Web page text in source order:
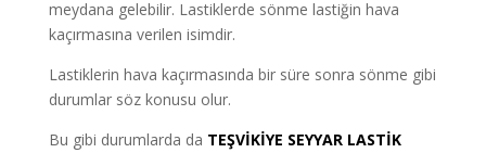
meydana gelebilir. Lastiklerde sönme lastiğin hava
kaçırmasına verilen isimdir.
Lastiklerin hava kaçırmasında bir süre sonra sönme gibi
durumlar söz konusu olur.
Bu gibi durumlarda da TEŞVİKİYE SEYYAR LASTİK